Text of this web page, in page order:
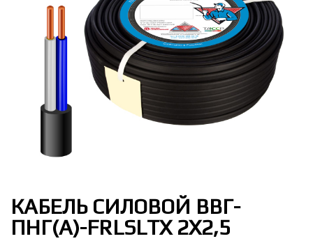
КАБЕЛЬ СИЛОВОЙ ВВГ-
ПНГ(А)-FRLSLTX 2Х2,5